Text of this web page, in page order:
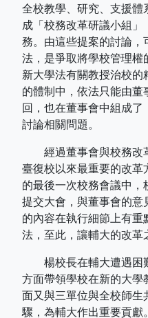
全校教學、研究、支援體
成「校務改革研議小組
務。由這些提案的討論
法，是爭取將學校管理
新大學法有關教授治校
的體制中，依法只能由
回，也在董事會中組成
討論相關問題。
經過董事會與校務改
臺復校以來最重要的改
的最後一次校務會議中
提交大會，與董事會的
的內容在執行細節上有
法，至此，讓輔大的改革
楊校長在輔大遭遇困
方面帶領學校在新的大
面又與三單位與全校師
驟，為輔大作出重要貢獻。